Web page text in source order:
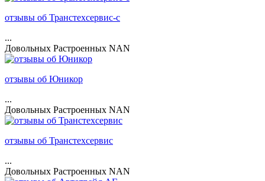
отзывы об Транстехсервис-с
...
Довольных Растроенных NAN
отзывы об Юникор
...
Довольных Растроенных NAN
отзывы об Транстехсервис
...
Довольных Растроенных NAN